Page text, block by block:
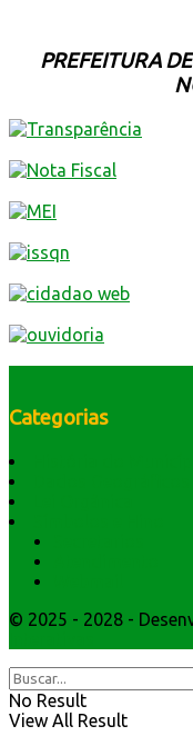
PREFEITURA
Categorias
© 2025 - 2028 -
No Result
View All Result